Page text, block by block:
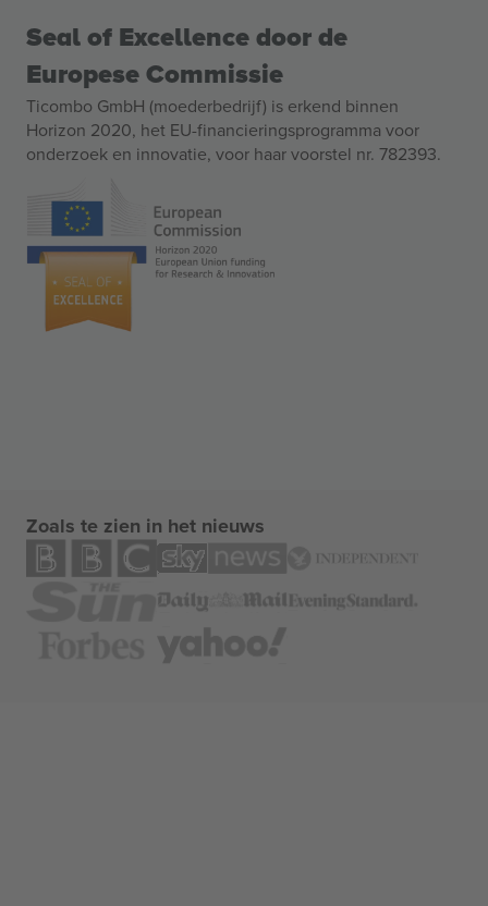
Seal of Excellence door de
Europese Commissie
Ticombo GmbH (moederbedrijf) is erkend binnen
Horizon 2020, het EU-financieringsprogramma voor
onderzoek en innovatie, voor haar voorstel nr. 782393.
Zoals te zien in het nieuws